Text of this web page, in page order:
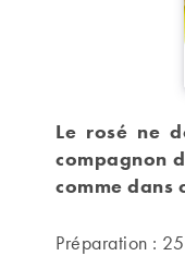
Le rosé ne
compagnon
comme dans
Préparation :